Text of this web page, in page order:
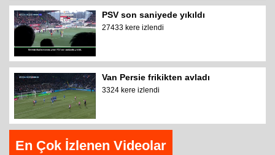
PSV son saniyede yıkıldı
27433 kere izlendi
Van Persie frikikten avladı
3324 kere izlendi
En Çok İzlenen Videolar